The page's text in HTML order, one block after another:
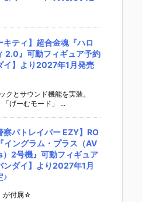
キティ】超合金魂『ハロ
2.0』可動フィギュア予約
イ】より2027年1月発売
クとサウンド機能を実装。
「げーむモード」 ...
察パトレイバー EZY】RO
イングラム・プラス（AV
2号機』可動フィギュア
ンダイ】より2027年1月
♪
が付属☆